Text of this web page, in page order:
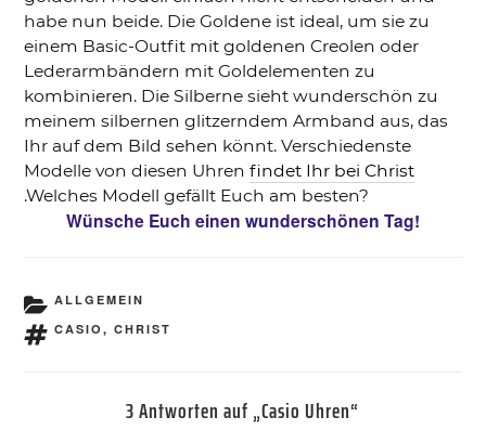
habe nun beide. Die Goldene ist ideal, um sie zu
einem Basic-Outfit mit goldenen Creolen oder
Lederarmbändern mit Goldelementen zu
kombinieren. Die Silberne sieht wunderschön zu
meinem silbernen glitzerndem Armband aus, das
Ihr auf dem Bild sehen könnt. Verschiedenste
Modelle von diesen Uhrenfindet Ihr bei Christ
.Welches Modell gefällt Euch am besten?
Wünsche Euch einen wunderschönen Tag!
KATEGORIEN
ALLGEMEIN
SCHLAGWÖRTER
CASIO , CHRIST
3 Antworten auf „Casio Uhren“